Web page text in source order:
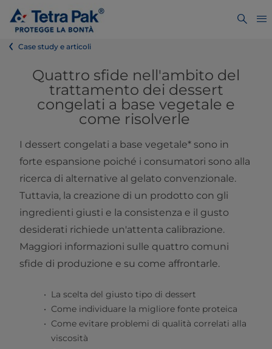
Case study e articoli
Quattro sfide nell'ambito del
trattamento dei dessert
congelati a base vegetale e
come risolverle
I dessert congelati a base vegetale* sono in
forte espansione poiché i consumatori sono alla
ricerca di alternative al gelato convenzionale.
Tuttavia, la creazione di un prodotto con gli
ingredienti giusti e la consistenza e il gusto
desiderati richiede un'attenta calibrazione.
Maggiori informazioni sulle quattro comuni
sfide di produzione e su come affrontarle.
La scelta del giusto tipo di dessert
Come individuare la migliore fonte proteica
Come evitare problemi di qualità correlati alla
viscosità